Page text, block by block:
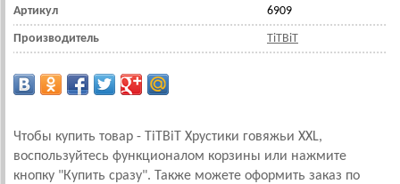
Артикул 6909
Производитель TiTBiT
Чтобы купить товар - TiTBiT Хрустики говяжьи XXL,
воспользуйтесь функционалом корзины или нажмите
кнопку "Купить сразу". Также можете оформить заказ по